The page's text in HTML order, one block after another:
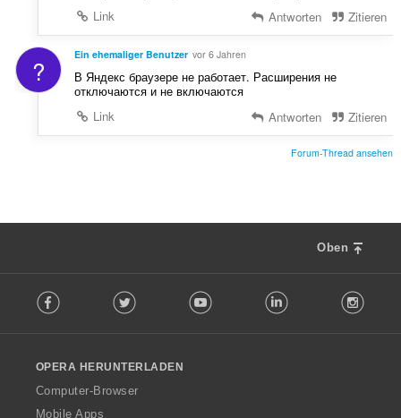
Link
Antworten Zitieren
? Ein ehemaliger Benutzer vor 6 Jahren
В Яндекс браузере не работает. Расширения не
отключаются и не включаются
Link
Antworten Zitieren
Forum-Thread ansehen
Oben
o
w
O
p
Facebook Twitter Youtube LinkedIn
OPERA HERUNTERLADEN
Computer-Browser
Mobile Apps